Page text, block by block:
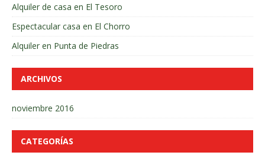
Alquiler de casa en El Tesoro
Espectacular casa en El Chorro
Alquiler en Punta de Piedras
ARCHIVOS
noviembre 2016
CATEGORÍAS